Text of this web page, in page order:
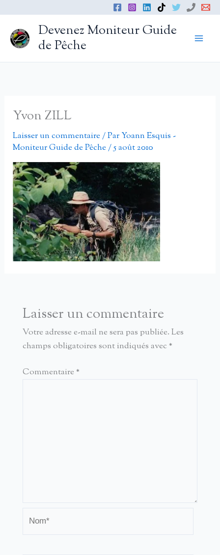
contenu
Devenez Moniteur Guide
de Pêche
Yvon ZILL
Laisser un commentaire/ ParYoann Esquis -
Moniteur Guide de Pêche/5 août 2010
Laisser un commentaire
Votre adresse e-mail ne sera pas publiée. Les
champs obligatoires sont indiqués avec *
Commentaire *